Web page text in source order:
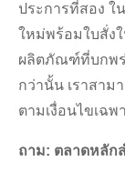
ประการที่สอง ใ
ใหม่พร้อมใบสั่ง
ผลิตภัณฑ์ที่บกพร่
กว่านั้น เราสาม
ตามเงื่อนไขเฉพ
ถาม: ตลาดหลัก